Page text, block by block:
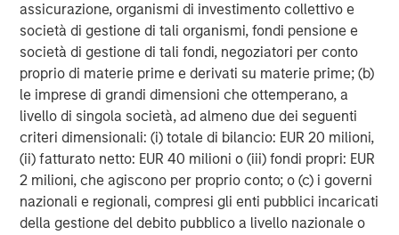
assicurazione, organismi di investimento collettivo e
società di gestione di tali organismi, fondi pensione e
società di gestione di tali fondi, negoziatori per conto
proprio di materie prime e derivati su materie prime; (b)
le imprese di grandi dimensioni che ottemperano, a
livello di singola società, ad almeno due dei seguenti
criteri dimensionali: (i) totale di bilancio: EUR 20 milioni,
(ii) fatturato netto: EUR 40 milioni o (iii) fondi propri: EUR
2 milioni, che agiscono per proprio conto; o (c) i governi
nazionali e regionali, compresi gli enti pubblici incaricati
della gestione del debito pubblico a livello nazionale o
ARTICOLO
The MSIM Quantitative Duration
Strategy Model: A Factor-Based
Approach to Managing Interest Rates
Anton Heese and Matas Vala explore the
Quantitative Duration Strategy Model, one of the